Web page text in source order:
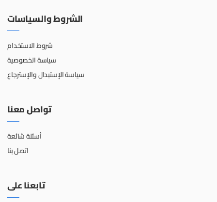
الشروط والسياسات
شروط الاستخدام
سياسة الخصوصية
سياسة الإستبدال والإسترجاع
تواصل معنا
أسئلة شائعة
اتصل بنا
تابعنا على